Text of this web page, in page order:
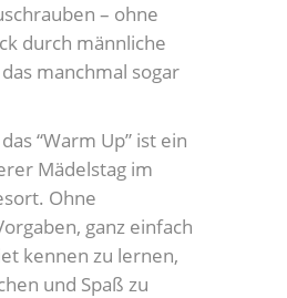
– ohne
durch männliche
manchmal sogar
“Warm Up” ist ein
Mädelstag im
Ohne
ganz einfach
kennen zu lernen,
und Spaß zu